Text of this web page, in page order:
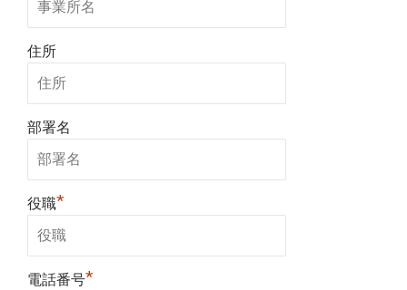
住所
部署名
役職*
電話番号*